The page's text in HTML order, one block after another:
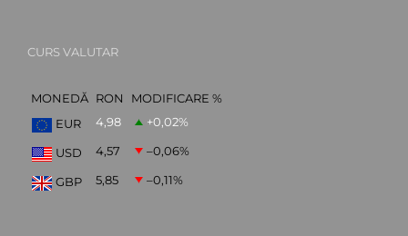
CURS VALUTAR
MONEDĂ RON
MODIFICARE %
EUR
4,98 +0,02%
USD 4,57 –0,06%
GBP 5,85 –0,11%